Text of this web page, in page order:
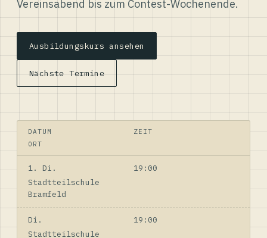
Vereinsabend bis zum Contest-Wochenende.
Ausbildungskurs ansehen
Nächste Termine
DATUM
ZEIT
ORT
1. Di.
19:00
Stadtteilschule
Bramfeld
Di.
19:00
Stadtteilschule